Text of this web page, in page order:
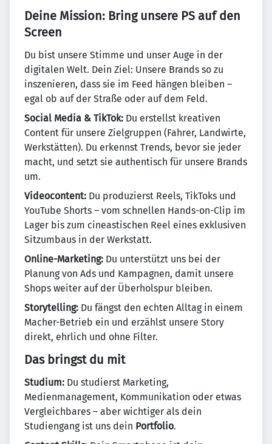
Deine Mission: Bring unsere PS auf den
Screen
Du bist unsere Stimme und unser Auge in der
digitalen Welt. Dein Ziel: Unsere Brands so zu
inszenieren, dass sie im Feed hängen bleiben –
egal ob auf der Straße oder auf dem Feld.
Social Media & TikTok: Du erstellst kreativen
Content für unsere Zielgruppen (Fahrer, Landwirte,
Werkstätten). Du erkennst Trends, bevor sie jeder
macht, und setzt sie authentisch für unsere Brands
um.
Videocontent: Du produzierst Reels, TikToks und
YouTube Shorts – vom schnellen Hands-on-Clip im
Lager bis zum cineastischen Reel eines exklusiven
Sitzumbaus in der Werkstatt.
Online-Marketing: Du unterstützt uns bei der
Planung von Ads und Kampagnen, damit unsere
Shops weiter auf der Überholspur bleiben.
Storytelling: Du fängst den echten Alltag in einem
Macher-Betrieb ein und erzählst unsere Story
direkt, ehrlich und ohne Filter.
Das bringst du mit
Studium: Du studierst Marketing,
Medienmanagement, Kommunikation oder etwas
Vergleichbares – aber wichtiger als dein
Studiengang ist uns dein Portfolio.